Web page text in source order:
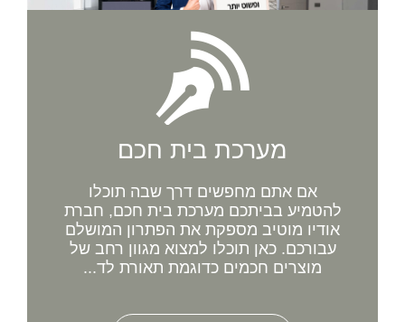
מערכת בית חכם
אם אתם מחפשים דרך שבה תוכלו
להטמיע בביתכם מערכת בית חכם, חברת
אודיו מוטיב מספקת את הפתרון המושלם
עבורכם. כאן תוכלו למצוא מגוון רחב של
מוצרים חכמים כדוגמת תאורת לד...